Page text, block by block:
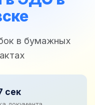
в бумажных
сек